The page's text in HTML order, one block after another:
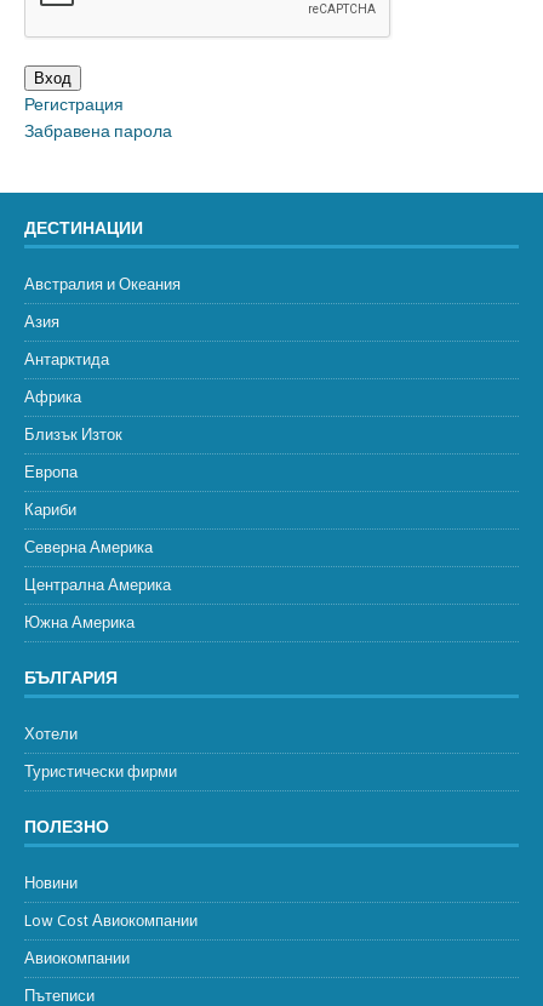
Вход
Регистрация
Забравена парола
ДЕСТИНАЦИИ
Австралия и Океания
Азия
Антарктида
Африка
Близък Изток
Европа
Кариби
Северна Америка
Централна Америка
Южна Америка
БЪЛГАРИЯ
Хотели
Туристически фирми
ПОЛЕЗНО
Новини
Low Cost Авиокомпании
Авиокомпании
Пътеписи